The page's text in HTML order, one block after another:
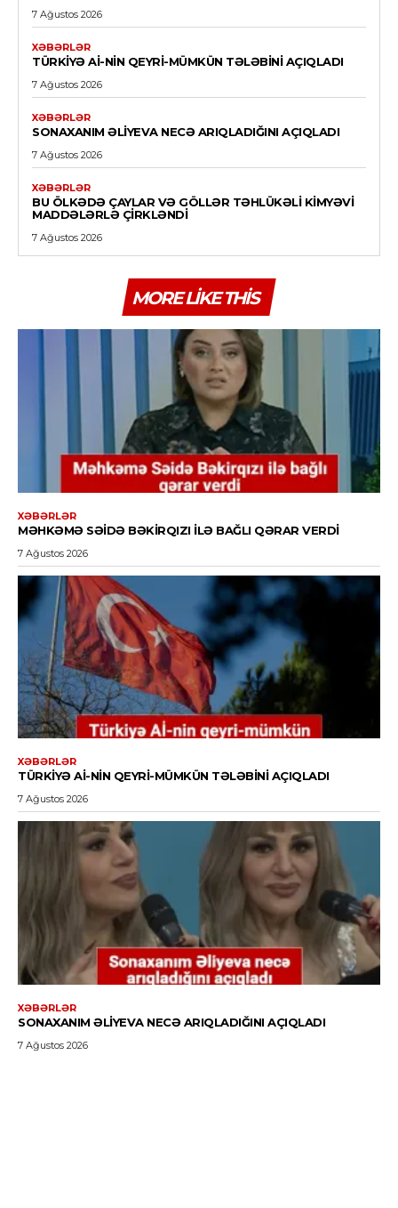
7 Ağustos 2026
XƏBƏRLƏR
TÜRKIYƏ Aİ-NIN QEYRI-MÜMKÜN TƏLƏBINI AÇIQLADI
7 Ağustos 2026
XƏBƏRLƏR
SONAXANIM ƏLIYEVA NECƏ ARIQLADIĞINI AÇIQLADI
7 Ağustos 2026
XƏBƏRLƏR
BU ÖLKƏDƏ ÇAYLAR VƏ GÖLLƏR TƏHLÜKƏLI KIMYƏVI
MADDƏLƏRLƏ ÇIRKLƏNDI
7 Ağustos 2026
MORE LIKE THIS
XƏBƏRLƏR
MƏHKƏMƏ SƏIDƏ BƏKIRQIZI ILƏ BAĞLI QƏRAR VERDI
7 Ağustos 2026
XƏBƏRLƏR
TÜRKIYƏ Aİ-NIN QEYRI-MÜMKÜN TƏLƏBINI AÇIQLADI
7 Ağustos 2026
XƏBƏRLƏR
SONAXANIM ƏLIYEVA NECƏ ARIQLADIĞINI AÇIQLADI
7 Ağustos 2026